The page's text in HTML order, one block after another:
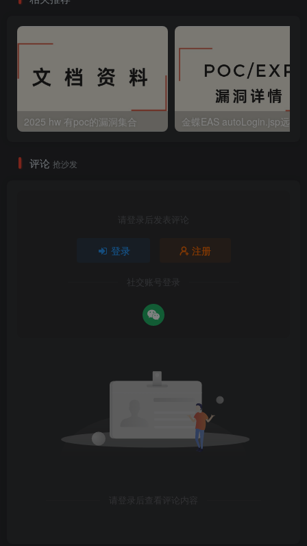
2025 hw 有poc的漏洞集合
评论 抢沙发
请登录后发表评论
登录 注册
社交账号登录
请登录后查看评论内容